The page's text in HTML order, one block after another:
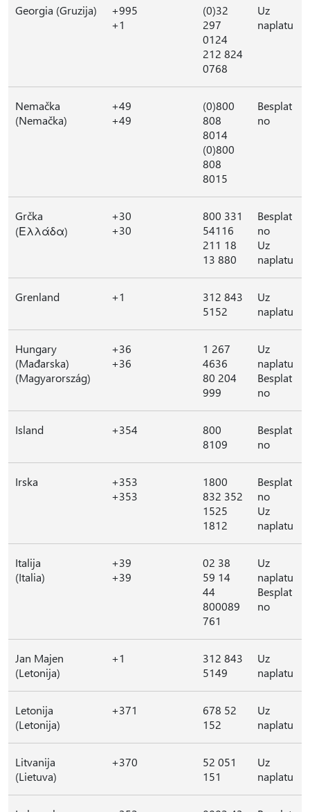
Georgia (Gruzija)
+995
+1
(0)32
297
0124
212 824
0768
Uz
naplatu
Nemačka
(Nemačka)
+49
+49
(0)800
808
8014
(0)800
808
8015
Besplat
no
Grčka
(Ελλάδα)
+30
+30
800 331
54116
211 18
13 880
Besplat
no
Uz
naplatu
Grenland +1
312 843
5152
Uz
naplatu
Hungary
(Mađarska)
(Magyarország)
+36
+36
1 267
4636
80 204
999
Uz
naplatu
Besplat
no
Island +354
800
8109
Besplat
no
Irska
+353
+353
1800
832 352
1525
1812
Besplat
no
Uz
naplatu
Italija
(Italia)
+39
+39
02 38
59 14
44
800089
761
Uz
naplatu
Besplat
no
Jan Majen
(Letonija)
+1
312 843
5149
Uz
naplatu
Letonija
(Letonija)
+371
678 52
152
Uz
naplatu
Litvanija
(Lietuva)
+370
52 051
151
Uz
naplatu